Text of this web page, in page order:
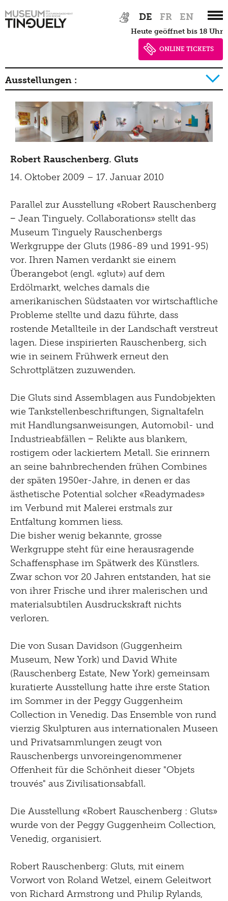
Hauptnavigation
to
DE FR EN
heute geöffnet bis 18 Uhr
ONLINE TICKETS
Ausstellungen :
2026
2025
2024
2023
2022
2021
2020
2019
2018
2017
2016
2015
2014
2013
2011
2010
2009
2007
2006
2005
2004
2003
2002
2001
2000
1999
1998
1997
1996
Robert Rauschenberg. Gluts
14. Oktober 2009 – 17. Januar 2010
Parallel zur Ausstellung «Robert Rauschenberg
− Jean Tinguely. Collaborations» stellt das
Museum Tinguely Rauschenbergs
Werkgruppe der Gluts (1986-89 und 1991-95)
vor. Ihren Namen verdankt sie einem
Überangebot (engl. «glut») auf dem
Erdölmarkt, welches damals die
amerikanischen Südstaaten vor wirtschaftliche
Probleme stellte und dazu führte, dass
rostende Metallteile in der Landschaft verstreut
lagen. Diese inspirierten Rauschenberg, sich
wie in seinem Frühwerk erneut den
Schrottplätzen zuzuwenden.
Die Gluts sind Assemblagen aus Fundobjekten
wie Tankstellenbeschriftungen, Signaltafeln
mit Handlungsanweisungen, Automobil- und
Industrieabfällen − Relikte aus blankem,
rostigem oder lackiertem Metall. Sie erinnern
an seine bahnbrechenden frühen Combines
der späten 1950er-Jahre, in denen er das
ästhetische Potential solcher «Readymades»
im Verbund mit Malerei erstmals zur
Entfaltung kommen liess.
Die bisher wenig bekannte, grosse
Werkgruppe steht für eine herausragende
Schaffensphase im Spätwerk des Künstlers.
Zwar schon vor 20 Jahren entstanden, hat sie
von ihrer Frische und ihrer malerischen und
materialsubtilen Ausdruckskraft nichts
verloren.
Die von Susan Davidson (Guggenheim
Museum, New York) und David White
(Rauschenberg Estate, New York) gemeinsam
kuratierte Ausstellung hatte ihre erste Station
im Sommer in der Peggy Guggenheim
Collection in Venedig. Das Ensemble von rund
vierzig Skulpturen aus internationalen Museen
und Privatsammlungen zeugt von
Rauschenbergs unvoreingenommener
Offenheit für die Schönheit dieser "Objets
trouvés" aus Zivilisationsabfall.
Die Ausstellung «Robert Rauschenberg : Gluts»
wurde von der Peggy Guggenheim Collection,
Venedig, organisiert.
Robert Rauschenberg: Gluts, mit einem
Vorwort von Roland Wetzel, einem Geleitwort
von Richard Armstrong und Philip Rylands,